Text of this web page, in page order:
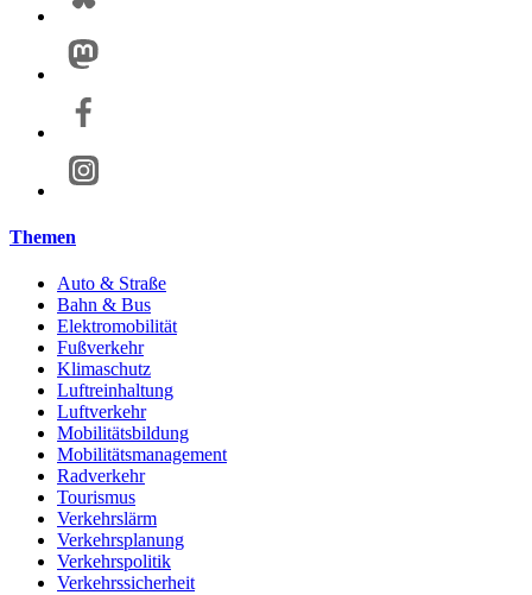
Themen
Auto & Straße
Bahn & Bus
Elektromobilität
Fußverkehr
Klimaschutz
Luftreinhaltung
Luftverkehr
Mobilitätsbildung
Mobilitätsmanagement
Radverkehr
Tourismus
Verkehrslärm
Verkehrsplanung
Verkehrspolitik
Verkehrssicherheit